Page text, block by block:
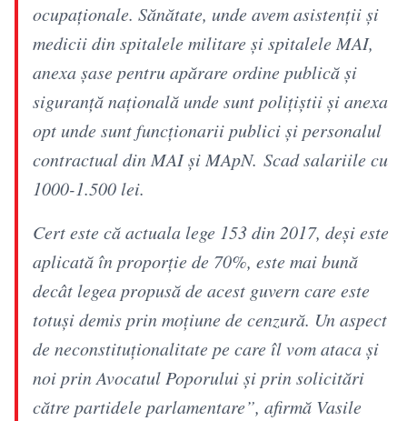
ocupaționale. Sănătate, unde avem asistenții și
medicii din spitalele militare și spitalele MAI,
anexa șase pentru apărare ordine publică și
siguranță națională unde sunt polițiștii și anexa
opt unde sunt funcționarii publici și personalul
contractual din MAI și MApN. Scad salariile cu
1000-1.500 lei.
Cert este că actuala lege 153 din 2017, deși este
aplicată în proporție de 70%, este mai bună
decât legea propusă de acest guvern care este
totuși demis prin moțiune de cenzură. Un aspect
de neconstituționalitate pe care îl vom ataca și
noi prin Avocatul Poporului și prin solicitări
către partidele parlamentare”, afirmă Vasile